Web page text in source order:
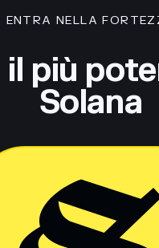
ENTRA NELLA
il più
Solana